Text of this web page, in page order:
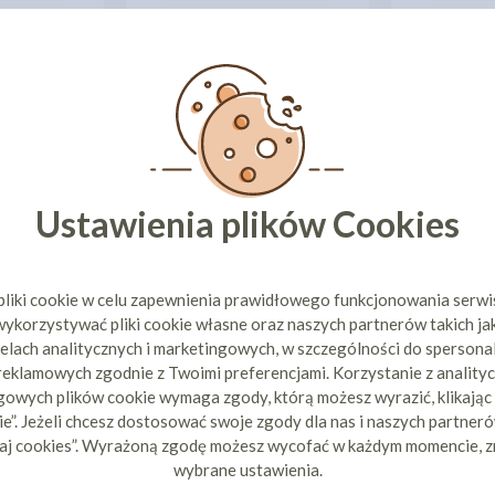
- 11SZT
zł
POLNE MIX - 11SZT
cena:6,09 zł
DO KOSZYKA
POLNE
DO
1 2 3 4 5 6 11
Ustawienia plików Cookies
cookie w celu zapewnienia prawidłowego funkcjonowania
pliki cookie własne oraz naszych partnerów takich
analitycznych i marketingowych, w szczególności do
zgodnie z Twoimi preferencjami. Korzystanie z
plików cookie wymaga zgody, którą możesz wyrazić, klikając
Jeżeli chcesz dostosować swoje zgody dla nas i naszych
cookies”. Wyrażoną zgodę możesz wycofać w każdym momencie,
wybrane ustawienia.